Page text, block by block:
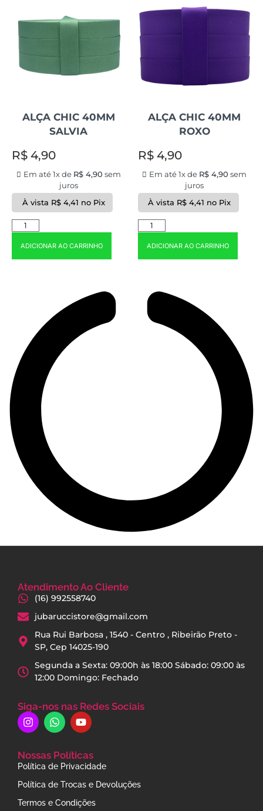
ALÇA CHIC 40MM
SALVIA
R$ 4,90
Em até 1x de R$4,90 sem
juros
À vista R$4,41 no Pix
ADICIONAR AO CARRINHO
ALÇA CHIC 40MM
ROXO
R$4,90
Em até 1x de R$ 4,90 sem
juros
À vista R$ 4,41 no Pix
ADICIONAR AO CARRINHO
Atendimento Ao Cliente
(16) 992558740
jubaruccistore@gmail.com
Rua Rui Barbosa , 1540 - Centro , Ribeirão Preto -
SP, Cep 14025-190
Segunda a Sexta: 09:00h às 18:00 Sábado: 09:00 às
12:00 Domingo: Fechado
Siga-nos nas Redes Sociais
Nossas Políticas
Política de Privacidade
Política de Trocas e Devoluções
Termos e Condições